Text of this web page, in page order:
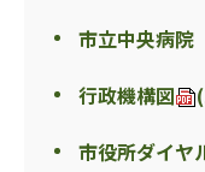
市立中央病院
行政機構図
市役所ダイヤ